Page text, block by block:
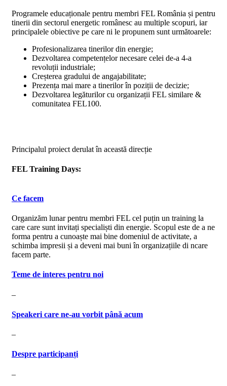
Programele educaționale pentru membri FEL România și pentru
tinerii din sectorul energetic românesc au multiple scopuri, iar
principalele obiective pe care ni le propunem sunt următoarele:
Profesionalizarea tinerilor din energie;
Dezvoltarea competențelor necesare celei de-a 4-a
revoluții industriale;
Creșterea gradului de angajabilitate;
Prezența mai mare a tinerilor în poziții de decizie;
Dezvoltarea legăturilor cu organizații FEL similare &
comunitatea FEL100.
Principalul proiect derulat în această direcție
FEL Training Days:
Ce facem
Organizăm lunar pentru membri FEL cel puțin un training la
care care sunt invitați specialiști din energie. Scopul este de a ne
forma pentru a cunoaște mai bine domeniul de activitate, a
schimba impresii și a deveni mai buni în organizațiile di ncare
facem parte.
Teme de interes pentru noi
–
Speakeri care ne-au vorbit până acum
–
Despre participanți
–